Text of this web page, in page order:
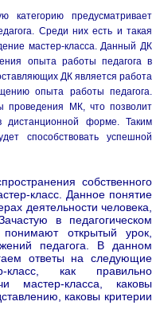
предусматривает
Среди них есть и такая
мастер-класса. Данный ДК
опыта работы педагога в
ДК является работа
опыта работы педагога.
проведения МК, что позволит
форме. Таким
способствовать успешной
собственного
класс. Данное понятие
деятельности человека,
в педагогическом
открытый урок,
педагога. В данном
ответы на следующие
как правильно
мастер-класса, каковы
каковы критерии